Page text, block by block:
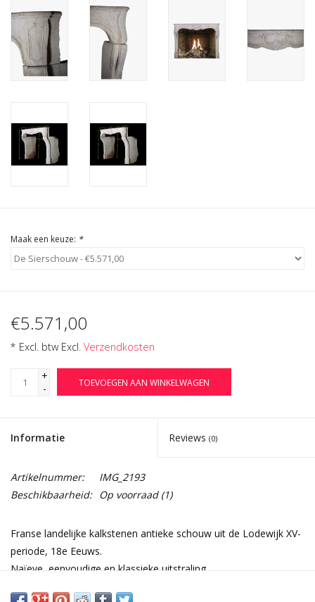
Maak een keuze: *
€5.571,00
* Excl. btw Excl. Verzendkosten
+
-
TOEVOEGEN AAN WINKELWAGEN
Informatie Reviews (0)
Artikelnummer:
IMG_2193
Beschikbaarheid: Op voorraad(1)
Franse landelijke kalkstenen antieke schouw uit de Lodewijk XV-
periode, 18e Eeuws.
Naïeve, eenvoudige en klassieke uitstraling.